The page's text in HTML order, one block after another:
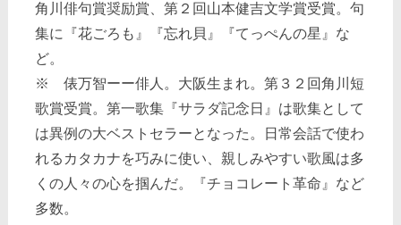
角川俳句賞奨励賞、第２回山本健吉文学賞受賞。句
集に『花ごろも』『忘れ貝』『てっぺんの星』な
ど。
※ 俵万智ーー俳人。大阪生まれ。第３２回角川短
歌賞受賞。第一歌集『サラダ記念日』は歌集として
は異例の大ベストセラーとなった。日常会話で使わ
れるカタカナを巧みに使い、親しみやすい歌風は多
くの人々の心を掴んだ。『チョコレート革命』など
多数。